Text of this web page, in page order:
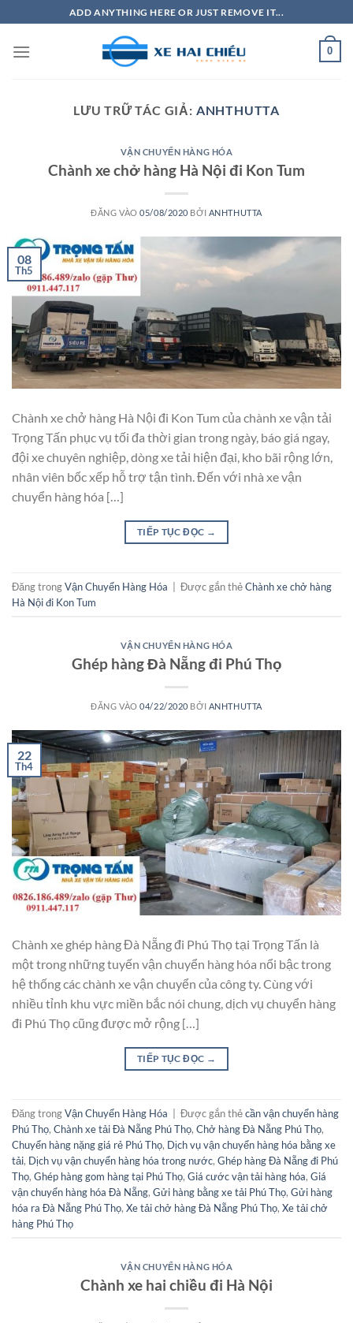
qua
nội
ADD ANYTHING HERE OR JUST REMOVE IT...
0
LƯU TRỮ TÁC GIẢ: ANHTHUTTA
VẬN CHUYỂN HÀNG HÓA
Chành xe chở hàng Hà Nội đi Kon Tum
ĐĂNG VÀO05/08/2020 BỞI ANHTHUTTA
08
Th5
Chành xe chở hàng Hà Nội đi Kon Tum của chành xe vận tải
Trọng Tấn phục vụ tối đa thời gian trong ngày, báo giá ngay,
đội xe chuyên nghiệp, dòng xe tải hiện đại, kho bãi rộng lớn,
nhân viên bốc xếp hỗ trợ tận tình. Đến với nhà xe vận
chuyển hàng hóa […]
TIẾP TỤC ĐỌC →
Đăng trongVận Chuyển Hàng Hóa Được gắn thẻChành xe chở hàng
Hà Nội đi Kon Tum
VẬN CHUYỂN HÀNG HÓA
Ghép hàng Đà Nẵng đi Phú Thọ
ĐĂNG VÀO04/22/2020 BỞI ANHTHUTTA
22
Th4
Chành xe ghép hàng Đà Nẵng đi Phú Thọ tại Trọng Tấn là
một trong những tuyến vận chuyển hàng hóa nổi bậc trong
hệ thống các chành xe vận chuyển của công ty. Cùng với
nhiều tỉnh khu vực miền bắc nói chung, dịch vụ chuyển hàng
đi Phú Thọ cũng được mở rộng […]
TIẾP TỤC ĐỌC →
Đăng trongVận Chuyển Hàng Hóa Được gắn thẻcần vận chuyển hàng
Phú Thọ, Chành xe tải Đà Nẵng Phú Thọ, Chở hàng Đà Nẵng Phú Thọ,
Chuyển hàng nặng giá rẻ Phú Thọ, Dịch vụ vận chuyển hàng hóa bằng xe
tải, Dịch vụ vận chuyển hàng hóa trong nước, Ghép hàng Đà Nẵng đi Phú
Thọ, Ghép hàng gom hàng tại Phú Thọ, Giá cước vận tải hàng hóa, Giá
vận chuyển hàng hóa Đà Nẵng, Gửi hàng bằng xe tải Phú Thọ, Gửi hàng
hóa ra Đà Nẵng Phú Thọ, Xe tải chở hàng Đà Nẵng Phú Thọ, Xe tải chở
hàng Phú Thọ
VẬN CHUYỂN HÀNG HÓA
Chành xe hai chiều đi Hà Nội